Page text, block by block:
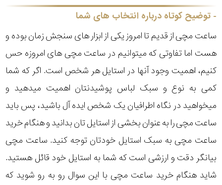
توضیح کوتاه درباره انتخاب های شما
ساعت مچی از قدیم تا امروز یکی از ابزار های سنجش زمان بوده و
هست اما تفاوتی که میتوانیم در ساعت مچی های امروزه حس
کنیم، اهمیت وجود آنها در استایل هر شخص است. اگر که شما
کمی به نوع و سبک لباس پوشیدنتان اهمیت میدهید و
میخواهید در نگاه اطرافیان یک شخص ایده آل باشید، پس باید
ساعت مچی را به عنوان بخشی از استایل تان بدانید و هنگام خرید
ساعت مچی به سبک استایل خودتان توجه کنید. ساعت مچی
بیانگر دقت و ارزشی است که شما به استایل خود قائل هستید.
شاید هنگام خرید ساعت مچی با این سوال رو به رو شوید که
اورینت
پیلار
لیکوپر
آدیداس
جنسیت
استایل